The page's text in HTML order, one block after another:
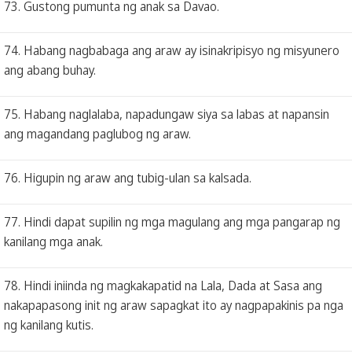
73. Gustong pumunta ng anak sa Davao.
74. Habang nagbabaga ang araw ay isinakripisyo ng misyunero
ang abang buhay.
75. Habang naglalaba, napadungaw siya sa labas at napansin
ang magandang paglubog ng araw.
76. Higupin ng araw ang tubig-ulan sa kalsada.
77. Hindi dapat supilin ng mga magulang ang mga pangarap ng
kanilang mga anak.
78. Hindi iniinda ng magkakapatid na Lala, Dada at Sasa ang
nakapapasong init ng araw sapagkat ito ay nagpapakinis pa nga
ng kanilang kutis.